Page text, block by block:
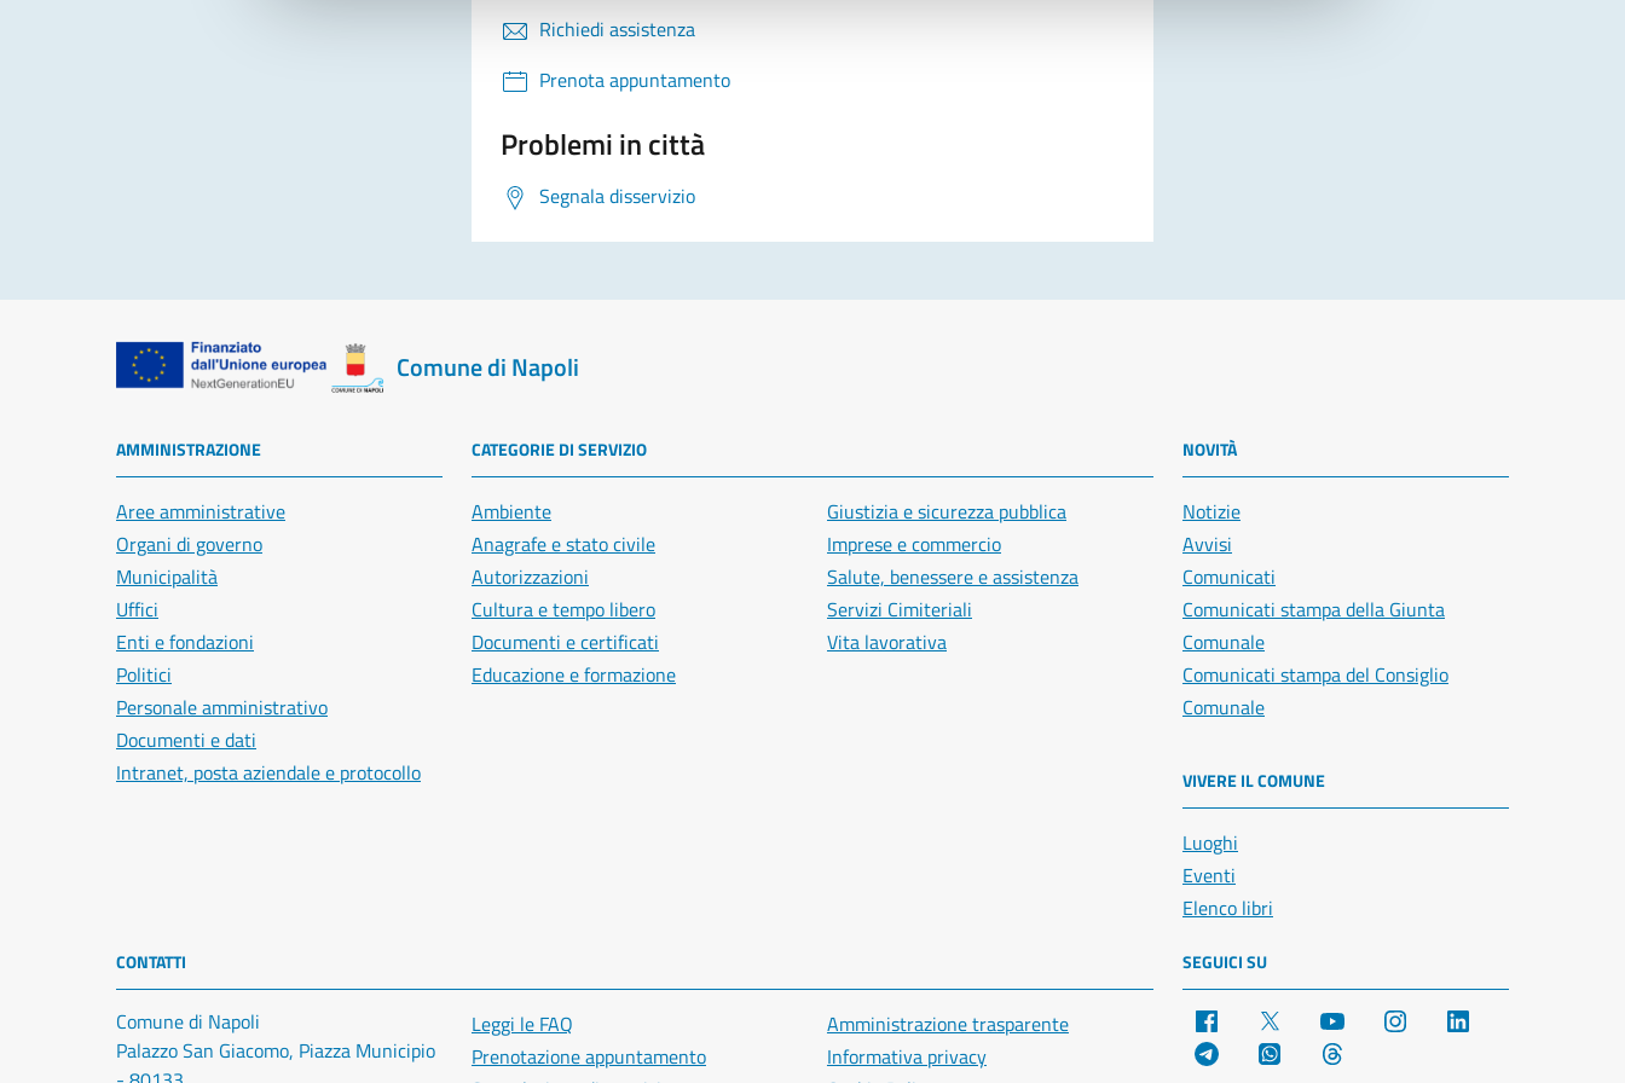
Richiedi assistenza
Prenota appuntamento
Problemi in città
Segnala disservizio
Comune di Napoli
AMMINISTRAZIONE
Aree amministrative
Organi di governo
Municipalità
Uffici
Enti e fondazioni
Politici
Personale amministrativo
Documenti e dati
Intranet, posta aziendale e protocollo
CATEGORIE DI SERVIZIO
Ambiente
Anagrafe e stato civile
Autorizzazioni
Cultura e tempo libero
Documenti e certificati
Educazione e formazione
Giustizia e sicurezza pubblica
Imprese e commercio
Salute, benessere e assistenza
Servizi Cimiteriali
Vita lavorativa
NOVITÀ
Notizie
Avvisi
Comunicati
Comunicati stampa della Giunta
Comunale
Comunicati stampa del Consiglio
Comunale
VIVERE IL COMUNE
Luoghi
Eventi
Elenco libri
CONTATTI
Comune di Napoli
Palazzo San Giacomo, Piazza Municipio
Leggi le FAQ
Prenotazione appuntamento
Amministrazione trasparente
Informativa privacy
SEGUICI SU
Facebook YouTube Instagram
Telegram WhatsApp